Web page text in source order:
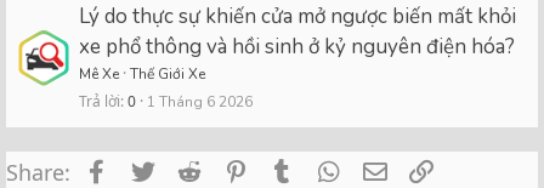
Lý do thực sự khiến cửa mở ngược biến mất khỏi
xe phổ thông và hồi sinh ở kỷ nguyên điện hóa?
Mê Xe Thế Giới Xe
Trả lời 0 1 Tháng 6 2026
Share: FacebookTwitterReddit PinterestTumblrWhatsApp
Email